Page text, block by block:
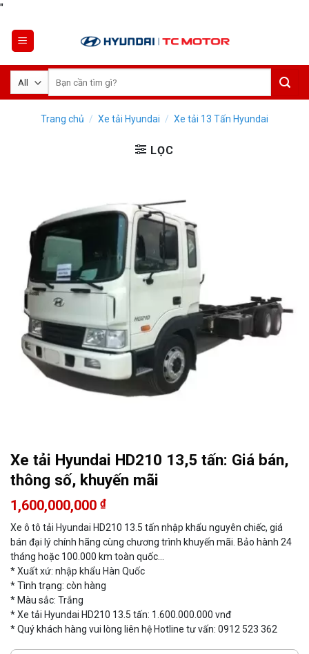
"Skip
content
kiếm:
Trang chủ / Xe tải Hyundai / Xe tải 13 Tấn Hyundai
LỌC
Xe tải Hyundai HD210 13,5 tấn: Giá bán,
thông số, khuyến mãi
1,600,000,000 ₫
Xe ô tô tải Hyundai HD210 13.5 tấn nhập khẩu nguyên chiếc, giá
bán đại lý chính hãng cùng chương trình khuyến mãi. Bảo hành 24
tháng hoặc 100.000 km toàn quốc…
* Xuất xứ: nhập khẩu Hàn Quốc
* Tình trạng: còn hàng
* Màu sắc: Trắng
* Xe tải Hyundai HD210 13.5 tấn: 1.600.000.000 vnđ
* Quý khách hàng vui lòng liên hệ Hotline tư vấn: 0912 523 362